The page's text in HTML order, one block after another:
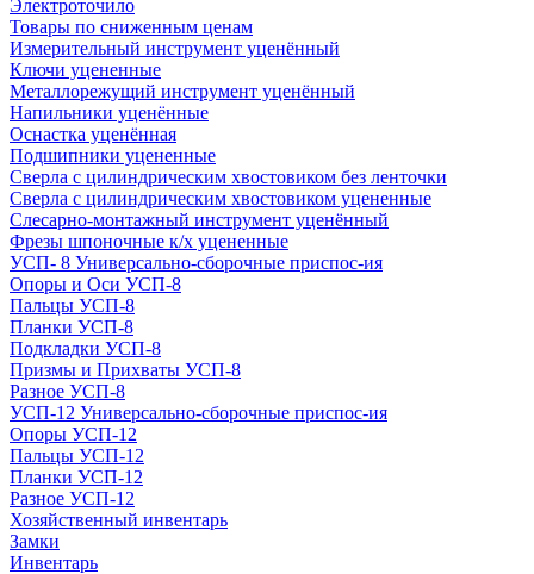
Электроточило
Товары по сниженным ценам
Измерительный инструмент уценённый
Ключи уцененные
Металлорежущий инструмент уценённый
Напильники уценённые
Оснастка уценённая
Подшипники уцененные
Сверла с цилиндрическим хвостовиком без ленточки
Сверла с цилиндрическим хвостовиком уцененные
Слесарно-монтажный инструмент уценённый
Фрезы шпоночные к/х уцененные
УСП- 8 Универсально-сборочные приспос-ия
Опоры и Оси УСП-8
Пальцы УСП-8
Планки УСП-8
Подкладки УСП-8
Призмы и Прихваты УСП-8
Разное УСП-8
УСП-12 Универсально-сборочные приспос-ия
Опоры УСП-12
Пальцы УСП-12
Планки УСП-12
Разное УСП-12
Хозяйственный инвентарь
Замки
Инвентарь